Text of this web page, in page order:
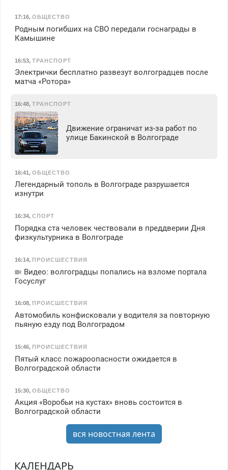
17:16, ОБЩЕСТВО
Родным погибших на СВО передали госнаграды в
Камышине
16:53, ТРАНСПОРТ
Электрички бесплатно развезут волгоградцев после
матча «Ротора»
16:48, ТРАНСПОРТ
Движение ограничат из-за работ по
улице Бакинской в Волгограде
16:41, ОБЩЕСТВО
Легендарный тополь в Волгограде разрушается
изнутри
16:34, СПОРТ
Порядка ста человек чествовали в преддверии Дня
физкультурника в Волгограде
16:14, ПРОИСШЕСТВИЯ
Видео: волгоградцы попались на взломе портала
Госуслуг
16:08, ПРОИСШЕСТВИЯ
Автомобиль конфисковали у водителя за повторную
пьяную езду под Волгоградом
15:46, ПРОИСШЕСТВИЯ
Пятый класс пожароопасности ожидается в
Волгоградской области
15:30, ОБЩЕСТВО
Акция «Воробьи на кустах» вновь состоится в
Волгоградской области
вся новостная лента
КАЛЕНДАРЬ